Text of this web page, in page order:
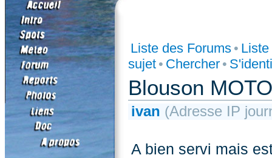
Liste des Forums •
sujet • Chercher •
Blouson
ivan (Adresse IP
A bien servi mais